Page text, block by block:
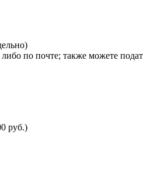
по почте; также можете
руб.)